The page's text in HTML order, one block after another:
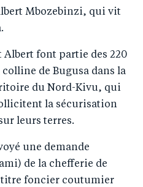
Mbozebinzi, qui vit
Albert font partie des 220
de Bugusa dans la
du Nord-Kivu, qui
la sécurisation
leurs terres.
une demande
de la chefferie de
foncier coutumier